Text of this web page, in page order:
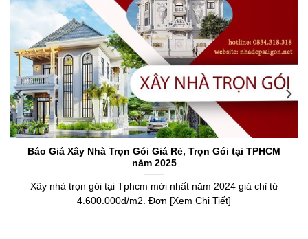
Báo Giá Xây Nhà Trọn Gói Giá Rẻ, Trọn Gói tại TPHCM
năm 2025
Xây nhà trọn gói tại Tphcm mới nhất năm 2024 giá chỉ từ
4.600.000đ/m2. Đơn [Xem Chi Tiết]